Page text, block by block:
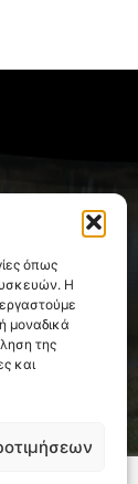
όπως
Η
μοναδικά
της
και